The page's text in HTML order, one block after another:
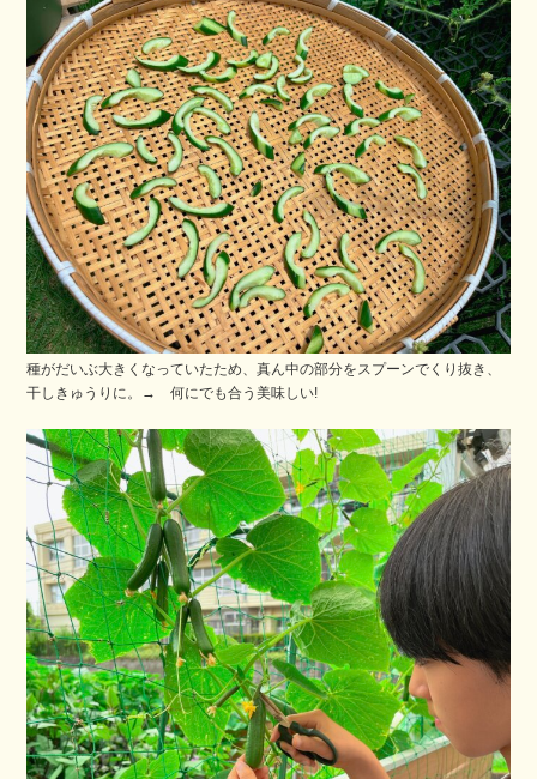
種がだいぶ大きくなっていたため、真ん中の部分をスプーンでくり抜き、
干しきゅうりに。→ 何にでも合う美味しい!